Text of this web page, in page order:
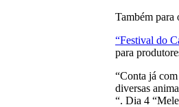
Também para
“Festival do
para
“Conta já
diversas
“. Dia 4